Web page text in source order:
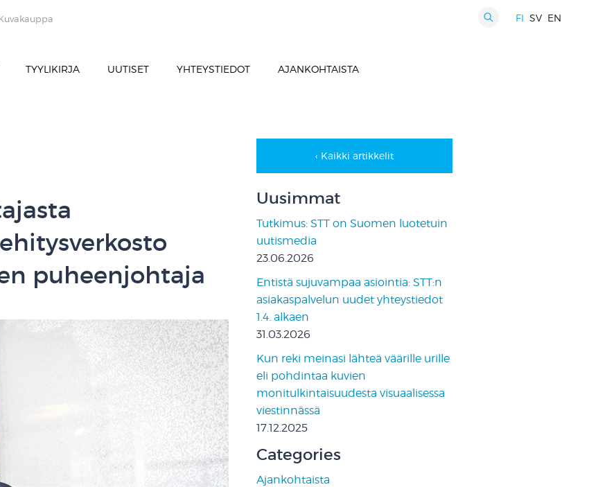
FI SV EN
TYYLIKIRJA UUTISET YHTEYSTIEDOT AJANKOHTAISTA
puheenjohtaja
‹ Kaikki artikkelit
Uusimmat
Tutkimus: STT on Suomen luotetuin
uutismedia
23.06.2026
Entistä sujuvampaa asiointia: STT:n
asiakaspalvelun uudet yhteystiedot
1.4. alkaen
31.03.2026
Kun reki meinasi lähteä väärille urille
eli pohdintaa kuvien
monitulkintaisuudesta visuaalisessa
viestinnässä
17.12.2025
Categories
Ajankohtaista